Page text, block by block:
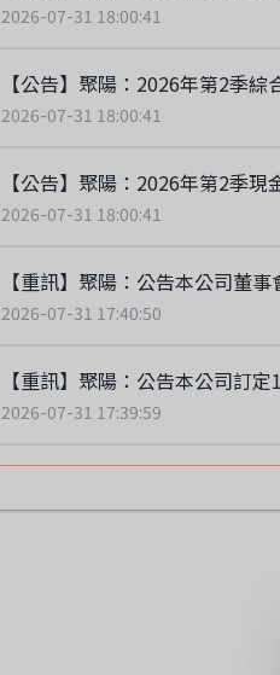
2026-07-31 18:00:41
【公告】聚陽：2026年第2季
2026-07-31 18:00:41
【公告】聚陽：2026年第2季現
2026-07-31 18:00:41
【重訊】聚陽：公告本公司董
2026-07-31 17:40:50
【重訊】聚陽：公告本公司訂
2026-07-31 17:39:59